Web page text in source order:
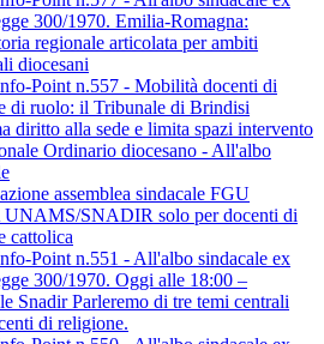
300/1970. Emilia-Romagna:
regionale articolata per ambiti
diocesani
Point n.557 - Mobilità docenti di
di ruolo: il Tribunale di Brindisi
diritto alla sede e limita spazi intervento
Ordinario diocesano - All'albo
assemblea sindacale FGU
SNADIR solo per docenti di
cattolica
Point n.551 - All'albo sindacale ex
300/1970. Oggi alle 18:00 –
Snadir Parleremo di tre temi centrali
di religione.